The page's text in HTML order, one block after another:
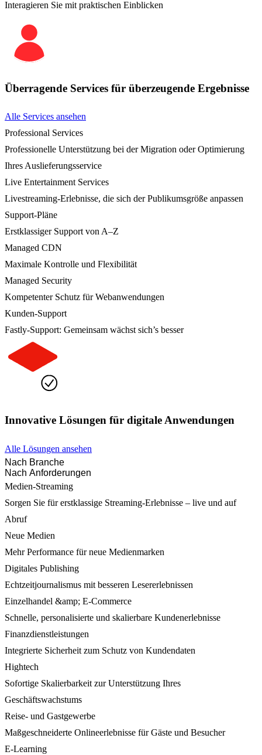
Interagieren Sie mit praktischen Einblicken
Überragende Services für überzeugende Ergebnisse
Alle Services ansehen
Professional Services
Professionelle Unterstützung bei der Migration oder Optimierung
Ihres Auslieferungsservice
Live Entertainment Services
Livestreaming-Erlebnisse, die sich der Publikumsgröße anpassen
Support-Pläne
Erstklassiger Support von A–Z
Managed CDN
Maximale Kontrolle und Flexibilität
Managed Security
Kompetenter Schutz für Webanwendungen
Kunden-Support
Fastly-Support: Gemeinsam wächst sich’s besser
Innovative Lösungen für digitale Anwendungen
Alle Lösungen ansehen
Nach Branche
Nach Anforderungen
Medien-Streaming
Sorgen Sie für erstklassige Streaming-Erlebnisse – live und auf
Abruf
Neue Medien
Mehr Performance für neue Medienmarken
Digitales Publishing
Echtzeitjournalismus mit besseren Lesererlebnissen
Einzelhandel &amp; E-Commerce
Schnelle, personalisierte und skalierbare Kundenerlebnisse
Finanzdienstleistungen
Integrierte Sicherheit zum Schutz von Kundendaten
Hightech
Sofortige Skalierbarkeit zur Unterstützung Ihres
Geschäftswachstums
Reise- und Gastgewerbe
Maßgeschneiderte Onlineerlebnisse für Gäste und Besucher
E-Learning